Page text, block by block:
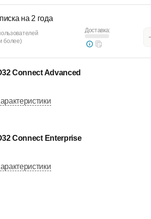
на 2 года
более)
Доставка:
Connect Advanced
Connect Enterprise